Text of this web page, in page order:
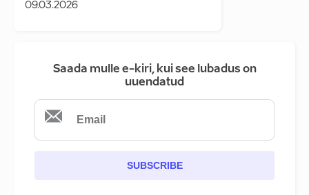
09.03.2026
Saada mulle e-kiri, kui see lubadus on
uuendatud
SUBSCRIBE